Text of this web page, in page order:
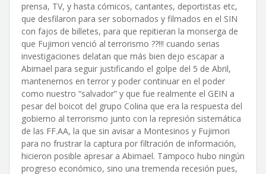
prensa, TV, y hasta cómicos, cantantes, deportistas etc,
que desfilaron para ser sobornados y filmados en el SIN
con fajos de billetes, para que repitieran la monserga de
que Fujimori venció al terrorismo ??!!! cuando serias
investigaciones delatan que más bien dejo escapar a
Abimael para seguir justificando el golpe del 5 de Abril,
mantenernos en terror y poder continuar en el poder
como nuestro “salvador” y que fue realmente el GEIN a
pesar del boicot del grupo Colina que era la respuesta del
gobierno al terrorismo junto con la represión sistemática
de las FF.AA, la que sin avisar a Montesinos y Fujimori
para no frustrar la captura por filtración de información,
hicieron posible apresar a Abimael. Tampoco hubo ningún
progreso económico, sino una tremenda recesión pues,